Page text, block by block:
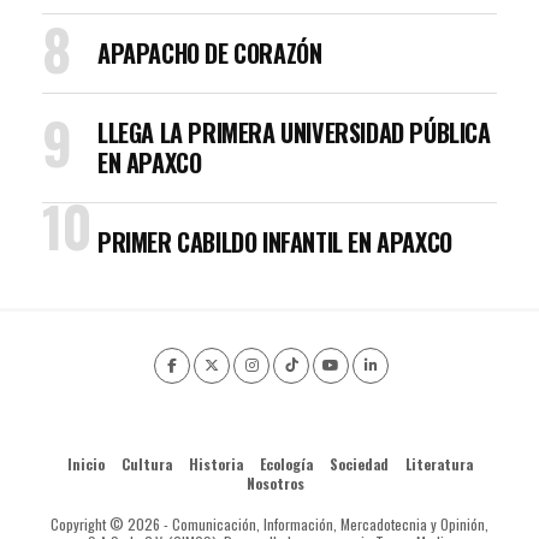
APAPACHO DE CORAZÓN
LLEGA LA PRIMERA UNIVERSIDAD PÚBLICA
EN APAXCO
PRIMER CABILDO INFANTIL EN APAXCO
Inicio Cultura Historia Ecología Sociedad
Literatura
Nosotros
Copyright © 2026 - Comunicación, Información, Mercadotecnia y Opinión,